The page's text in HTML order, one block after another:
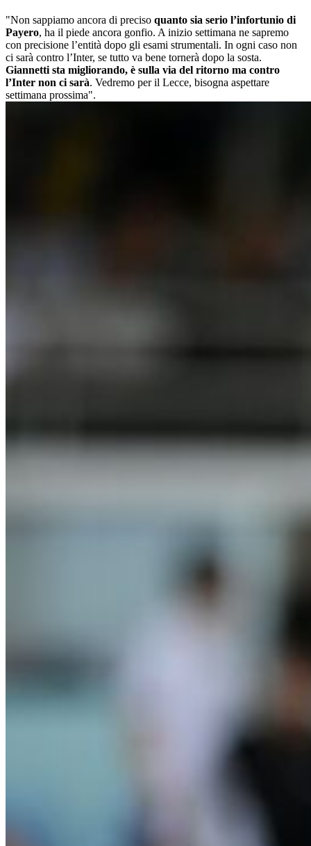
"Non sappiamo ancora di preciso quanto sia serio l’infortunio di
Payero, ha il piede ancora gonfio. A inizio settimana ne sapremo
con precisione l’entità dopo gli esami strumentali. In ogni caso non
ci sarà contro l’Inter, se tutto va bene tornerà dopo la sosta.
Giannetti sta migliorando, è sulla via del ritorno ma contro
l’Inter non ci sarà. Vedremo per il Lecce, bisogna aspettare
settimana prossima".